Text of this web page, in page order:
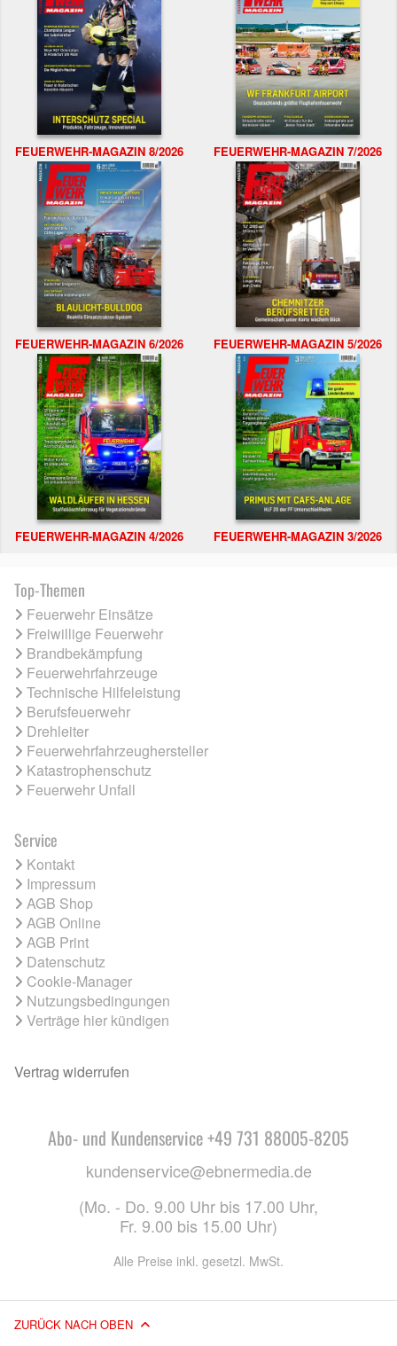
FEUERWEHR-MAGAZIN 8/2026 FEUERWEHR-MAGAZIN 7/2026
FEUERWEHR-MAGAZIN 6/2026 FEUERWEHR-MAGAZIN 5/2026
FEUERWEHR-MAGAZIN 4/2026 FEUERWEHR-MAGAZIN 3/2026
Top-Themen
Feuerwehr Einsätze
Freiwillige Feuerwehr
Brandbekämpfung
Feuerwehrfahrzeuge
Technische Hilfeleistung
Berufsfeuerwehr
Drehleiter
Feuerwehrfahrzeughersteller
Katastrophenschutz
Feuerwehr Unfall
Service
Kontakt
Impressum
AGB Shop
AGB Online
AGB Print
Datenschutz
Cookie-Manager
Nutzungsbedingungen
Verträge hier kündigen
Vertrag widerrufen
Abo- und Kundenservice +49 731 88005-8205
kundenservice@ebnermedia.de
(Mo. - Do. 9.00 Uhr bis 17.00 Uhr,
Fr. 9.00 bis 15.00 Uhr)
Alle Preise inkl. gesetzl. MwSt.
ZURÜCK NACH OBEN